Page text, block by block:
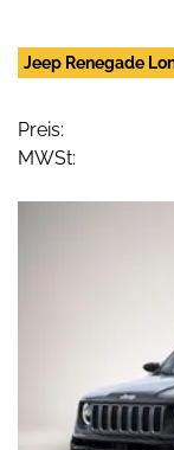
Jeep Renegade
Preis:
MWSt: